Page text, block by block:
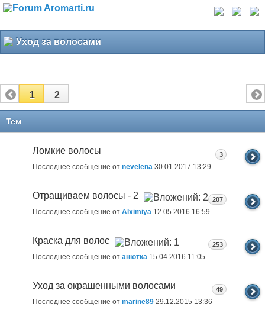
Уход за волосами
1 2
Тем
Ломкие волосы
Последнее сообщение от nevelena 30.01.2017 13:29
3
Отращиваем волосы - 2
Последнее сообщение от Alximiya 12.05.2016 16:59
207
Краска для волос
Последнее сообщение от анютка 15.04.2016 11:05
253
Уход за окрашенными волосами
Последнее сообщение от marine89 29.12.2015 13:36
49